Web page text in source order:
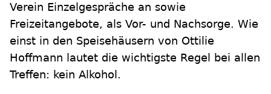
Verein Einzelgespräche an sowie
Freizeitangebote, als Vor- und Nachsorge. Wie
einst in den Speisehäusern von Ottilie
Hoffmann lautet die wichtigste Regel bei allen
Treffen: kein Alkohol.